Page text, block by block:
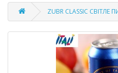
ZUBR CLASSIC СВІТЛЕ